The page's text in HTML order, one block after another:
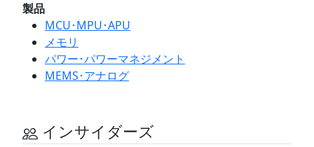
製品
MCU･MPU･APU
メモリ
パワー･パワーマネジメント
MEMS･アナログ
インサイダーズ